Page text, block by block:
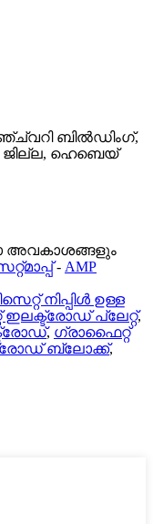
ബിൽഡിംഗ്,
ജില്ല, ഹെബെയ്
അവകാശങ്ങളും
- AMP
നിപ്പിൾ ഉള്ള
ഇലക്ട്രോഡ് പ്ലേറ്റ്,
, ഗ്രാഫൈറ്റ്
ബ്ലോക്ക്,